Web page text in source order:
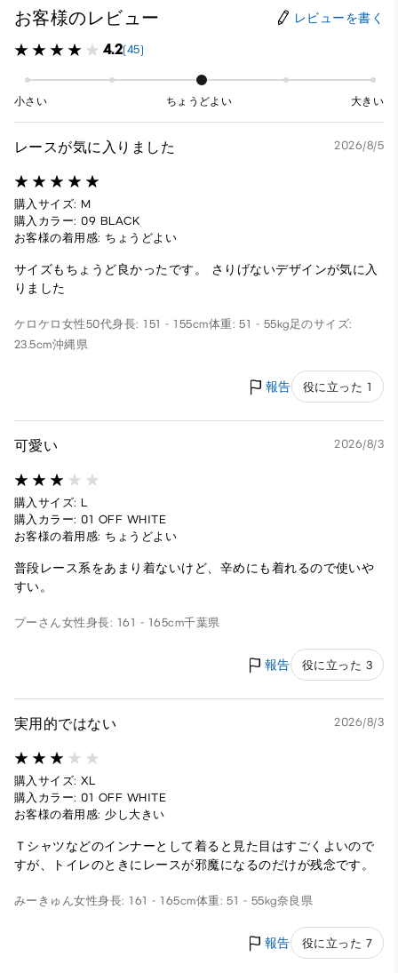
お客様のレビュー レビューを書く
4.2(45)
小さい ちょうどよい 大きい
レースが気に入りました 2026/8/5
購入サイズ: M
購入カラー: 09 BLACK
お客様の着用感: ちょうどよい
サイズもちょうど良かったです。 さりげないデザインが気に入
りました
ケロケロ 女性50代身長: 151 - 155cm体重: 51 - 55kg足のサイズ:
23.5cm沖縄県
報告 役に立った 1
可愛い 2026/8/3
購入サイズ: L
購入カラー: 01 OFF WHITE
お客様の着用感: ちょうどよい
普段レース系をあまり着ないけど、辛めにも着れるので使いや
すい。
プーさん女性身長: 161 - 165cm千葉県
報告 役に立った 3
実用的ではない 2026/8/3
購入サイズ: XL
購入カラー: 01 OFF WHITE
お客様の着用感: 少し大きい
Ｔシャツなどのインナーとして着ると見た目はすごくよいので
すが、トイレのときにレースが邪魔になるのだけが残念です。
みーきゅん女性身長: 161 - 165cm体重: 51 - 55kg奈良県
報告 役に立った 7